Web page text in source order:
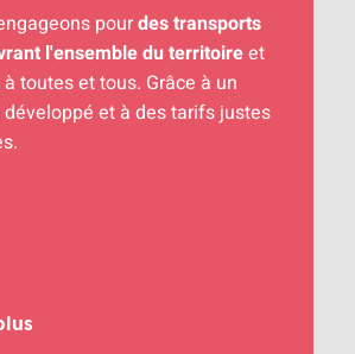
pourdes transports
l'ensemble du territoireet
toutes et tous. Grâce à un
et à des tarifs justes